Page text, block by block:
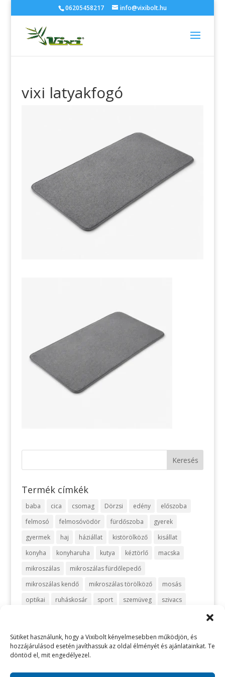
Sütiket használunk, hogy a Vixibolt kényelmesebben működjön, és
hozzájárulásod esetén javíthassuk az oldal élményét és ajánlatainkat. Te
döntöd el, mit engedélyezel.
06205458217 info@vixibolt.hu
vixi latyakfogó
Termék címkék
baba cica csomag Dörzsi edény
előszoba
felmosó
felmosóvödör fürdőszoba
gyerek
gyermek
haj háziállat kistörölköző
kisállat
konyha
konyharuha kutya kéztörlő
macska
mikroszálas
mikroszálas fürdőlepedő
mikroszálas kendő
mikroszálas törölköző
mosás
optikai
ruháskosár sport szemüveg
szivacs
vegyszermentes takarítás
vixi vödör zafir zöld